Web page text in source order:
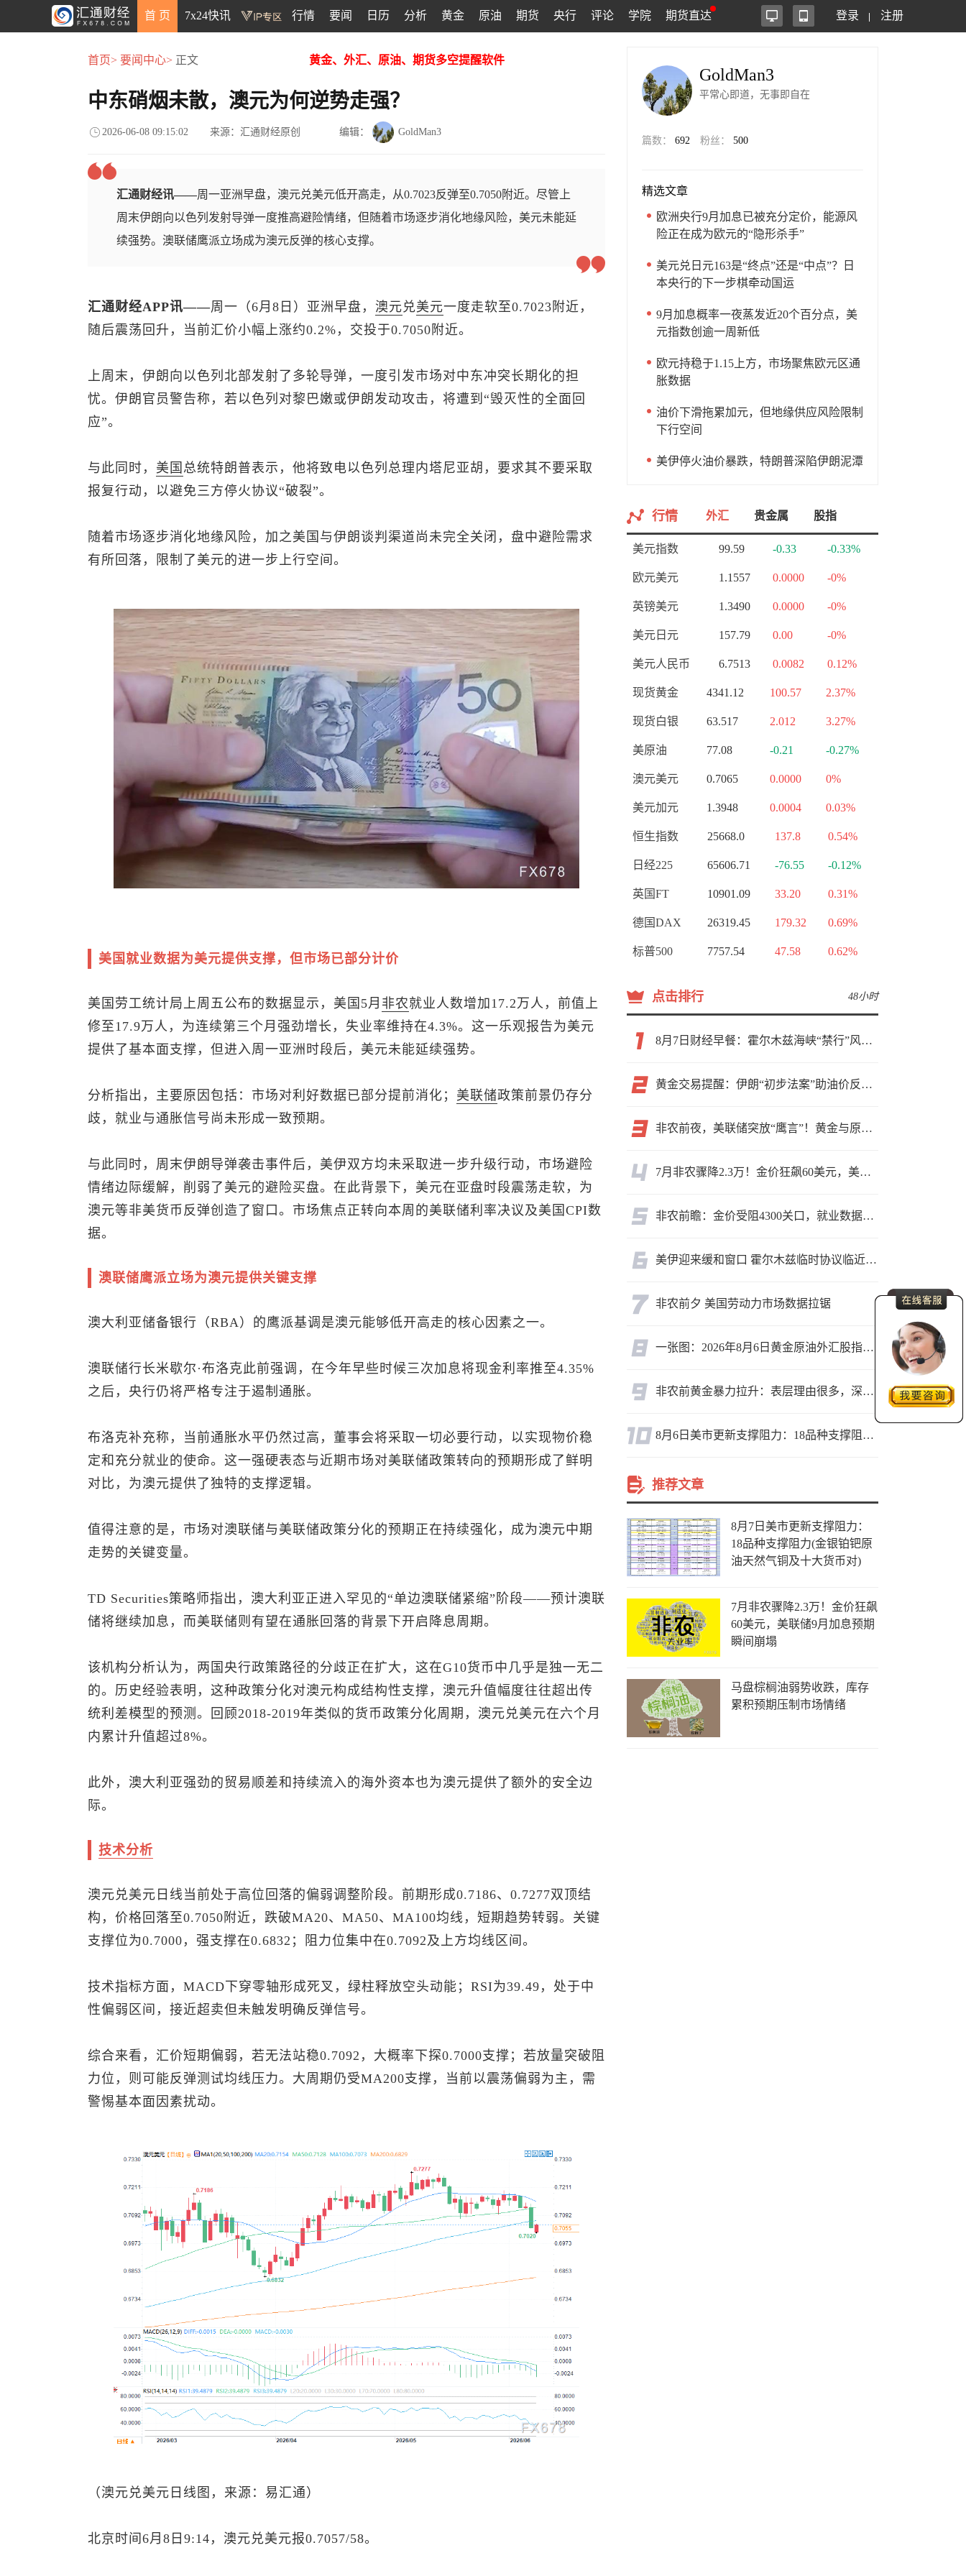
首 页 7x24快讯 行情 要闻 日历 分析 黄金 原油 期货 央行 评论 学院 期货直达 登录 注册
首页> 要闻中心> 正文 黄金、外汇、原油、期货多空提醒软件
中东硝烟未散，澳元为何逆势走强？
2026-06-08 09:15:02 来源：汇通财经原创 编辑： GoldMan3
汇通财经讯——周一亚洲早盘，澳元兑美元低开高走，从0.7023反弹至0.7050附近。尽管上
周末伊朗向以色列发射导弹一度推高避险情绪，但随着市场逐步消化地缘风险，美元未能延
续强势。澳联储鹰派立场成为澳元反弹的核心支撑。
汇通财经APP讯——周一（6月8日）亚洲早盘， 澳元兑美元一度走软至0.7023附近，
随后震荡回升，当前汇价小幅上涨约0.2%，交投于0.7050附近。
上周末，伊朗向以色列北部发射了多轮导弹，一度引发市场对中东冲突长期化的担
忧。伊朗官员警告称，若以色列对黎巴嫩或伊朗发动攻击，将遭到“毁灭性的全面回
应”。
与此同时， 美国 总统特朗普表示，他将致电以色列总理内塔尼亚胡，要求其不要采取
报复行动，以避免三方停火协议“破裂”。
随着市场逐步消化地缘风险，加之美国与伊朗谈判渠道尚未完全关闭，盘中避险需求
有所回落，限制了美元的进一步上行空间。
美国就业数据为美元提供支撑，但市场已部分计价
美国劳工统计局上周五公布的数据显示，美国5月 非农就业人数增加17.2万人，前值上
修至17.9万人，为连续第三个月强劲增长，失业率维持在4.3%。这一乐观报告为美元
提供了基本面支撑，但进入周一亚洲时段后，美元未能延续强势。
分析指出，主要原因包括：市场对利好数据已部分提前消化； 美联储政策前景仍存分
歧，就业与通胀信号尚未形成一致预期。
与此同时，周末伊朗导弹袭击事件后，美伊双方均未采取进一步升级行动，市场避险
情绪边际缓解，削弱了美元的避险买盘。在此背景下，美元在亚盘时段震荡走软，为
澳元等非美货币反弹创造了窗口。市场焦点正转向本周的美联储利率决议及美国CPI数
据。
澳联储鹰派立场为澳元提供关键支撑
澳大利亚储备银行（RBA）的鹰派基调是澳元能够低开高走的核心因素之一。
澳联储行长米歇尔·布洛克此前强调，在今年早些时候三次加息将现金利率推至4.35%
之后，央行仍将严格专注于遏制通胀。
布洛克补充称，当前通胀水平仍然过高，董事会将采取一切必要行动，以实现物价稳
定和充分就业的使命。这一强硬表态与近期市场对美联储政策转向的预期形成了鲜明
对比，为澳元提供了独特的支撑逻辑。
值得注意的是，市场对澳联储与美联储政策分化的预期正在持续强化，成为澳元中期
走势的关键变量。
TD Securities策略师指出，澳大利亚正进入罕见的“单边澳联储紧缩”阶段——预计澳联
储将继续加息，而美联储则有望在通胀回落的背景下开启降息周期。
该机构分析认为，两国央行政策路径的分歧正在扩大，这在G10货币中几乎是独一无二
的。历史经验表明，这种政策分化对澳元构成结构性支撑，澳元升值幅度往往超出传
统利差模型的预测。回顾2018-2019年类似的货币政策分化周期， 澳元兑美元在六个月
内累计升值超过8%。
此外，澳大利亚强劲的贸易顺差和持续流入的海外资本也为澳元提供了额外的安全边
际。
技术分析
澳元兑美元 日线当前处于高位回落的偏弱调整阶段。前期形成0.7186、0.7277双顶结
构，价格回落至0.7050附近，跌破MA20、MA50、MA100均线，短期趋势转弱。关键
支撑位为0.7000，强支撑在0.6832；阻力位集中在0.7092及上方均线区间。
技术指标方面，MACD下穿零轴形成死叉，绿柱释放空头动能；RSI为39.49，处于中
性偏弱区间，接近超卖但未触发明确反弹信号。
综合来看，汇价短期偏弱，若无法站稳0.7092，大概率下探0.7000支撑；若放量突破阻
力位，则可能反弹测试均线压力。大周期仍受MA200支撑，当前以震荡偏弱为主，需
警惕基本面因素扰动。
（澳元兑美元 日线图，来源：易汇通）
北京时间6月8日9:14， 澳元兑美元报0.7057/58。
GoldMan3
平常心即道，无事即自在
篇数： 692 粉丝： 500
精选文章
欧洲央行9月加息已被充分定价，能源风
险正在成为欧元的“隐形杀手”
美元兑日元163是“终点”还是“中点”？日
本央行的下一步棋牵动国运
9月加息概率一夜蒸发近20个百分点，美
元指数创逾一周新低
欧元持稳于1.15上方，市场聚焦欧元区通
胀数据
油价下滑拖累加元，但地缘供应风险限制
下行空间
美伊停火油价暴跌，特朗普深陷伊朗泥潭
行情 外汇 贵金属 股指
美元指数 99.59 -0.33 -0.33%
欧元美元 1.1557 0.0000 -0%
英镑美元 1.3490 0.0000 -0%
美元日元 157.79 0.00 -0%
美元人民币 6.7513 0.0082 0.12%
现货黄金 4341.12 100.57 2.37%
现货白银 63.517 2.012 3.27%
美原油 77.08 -0.21 -0.27%
澳元美元 0.7065 0.0000 0%
美元加元 1.3948 0.0004 0.03%
恒生指数 25668.0 137.8 0.54%
日经225 65606.71 -76.55 -0.12%
英国FT 10901.09 33.20 0.31%
德国DAX 26319.45 179.32 0.69%
标普500 7757.54 47.58 0.62%
点击排行 48小时
8月7日财经早餐：霍尔木兹海峡“禁行”风波再起，油价急涨金价承压，非农夜市场博弈加剧
黄金交易提醒：伊朗“初步法案”助油价反弹逾3%，金价小幅承压，非农重磅来袭！
非农前夜，美联储突放“鹰言”！黄金与原油为何联手反攻？
7月非农骤降2.3万！金价狂飙60美元，美联储9月加息预期瞬间崩塌
非农前瞻：金价受阻4300关口，就业数据是“火上浇油”还是“釜底抽薪”？
美伊迎来缓和窗口 霍尔木兹临时协议临近落地
非农前夕 美国劳动力市场数据拉锯
一张图：2026年8月6日黄金原油外汇股指“枢纽点+多空持仓信号”一览
非农前黄金暴力拉升：表层理由很多，深层逻辑却让人困惑
8月6日美市更新支撑阻力：18品种支撑阻力(金银铂钯原油天然气铜及十大货币对)
推荐文章
8月7日美市更新支撑阻力：
18品种支撑阻力(金银铂钯原
油天然气铜及十大货币对)
7月非农骤降2.3万！金价狂飙
60美元，美联储9月加息预期
瞬间崩塌
马盘棕榈油弱势收跌，库存
累积预期压制市场情绪